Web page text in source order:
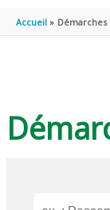
Accueil Démarches